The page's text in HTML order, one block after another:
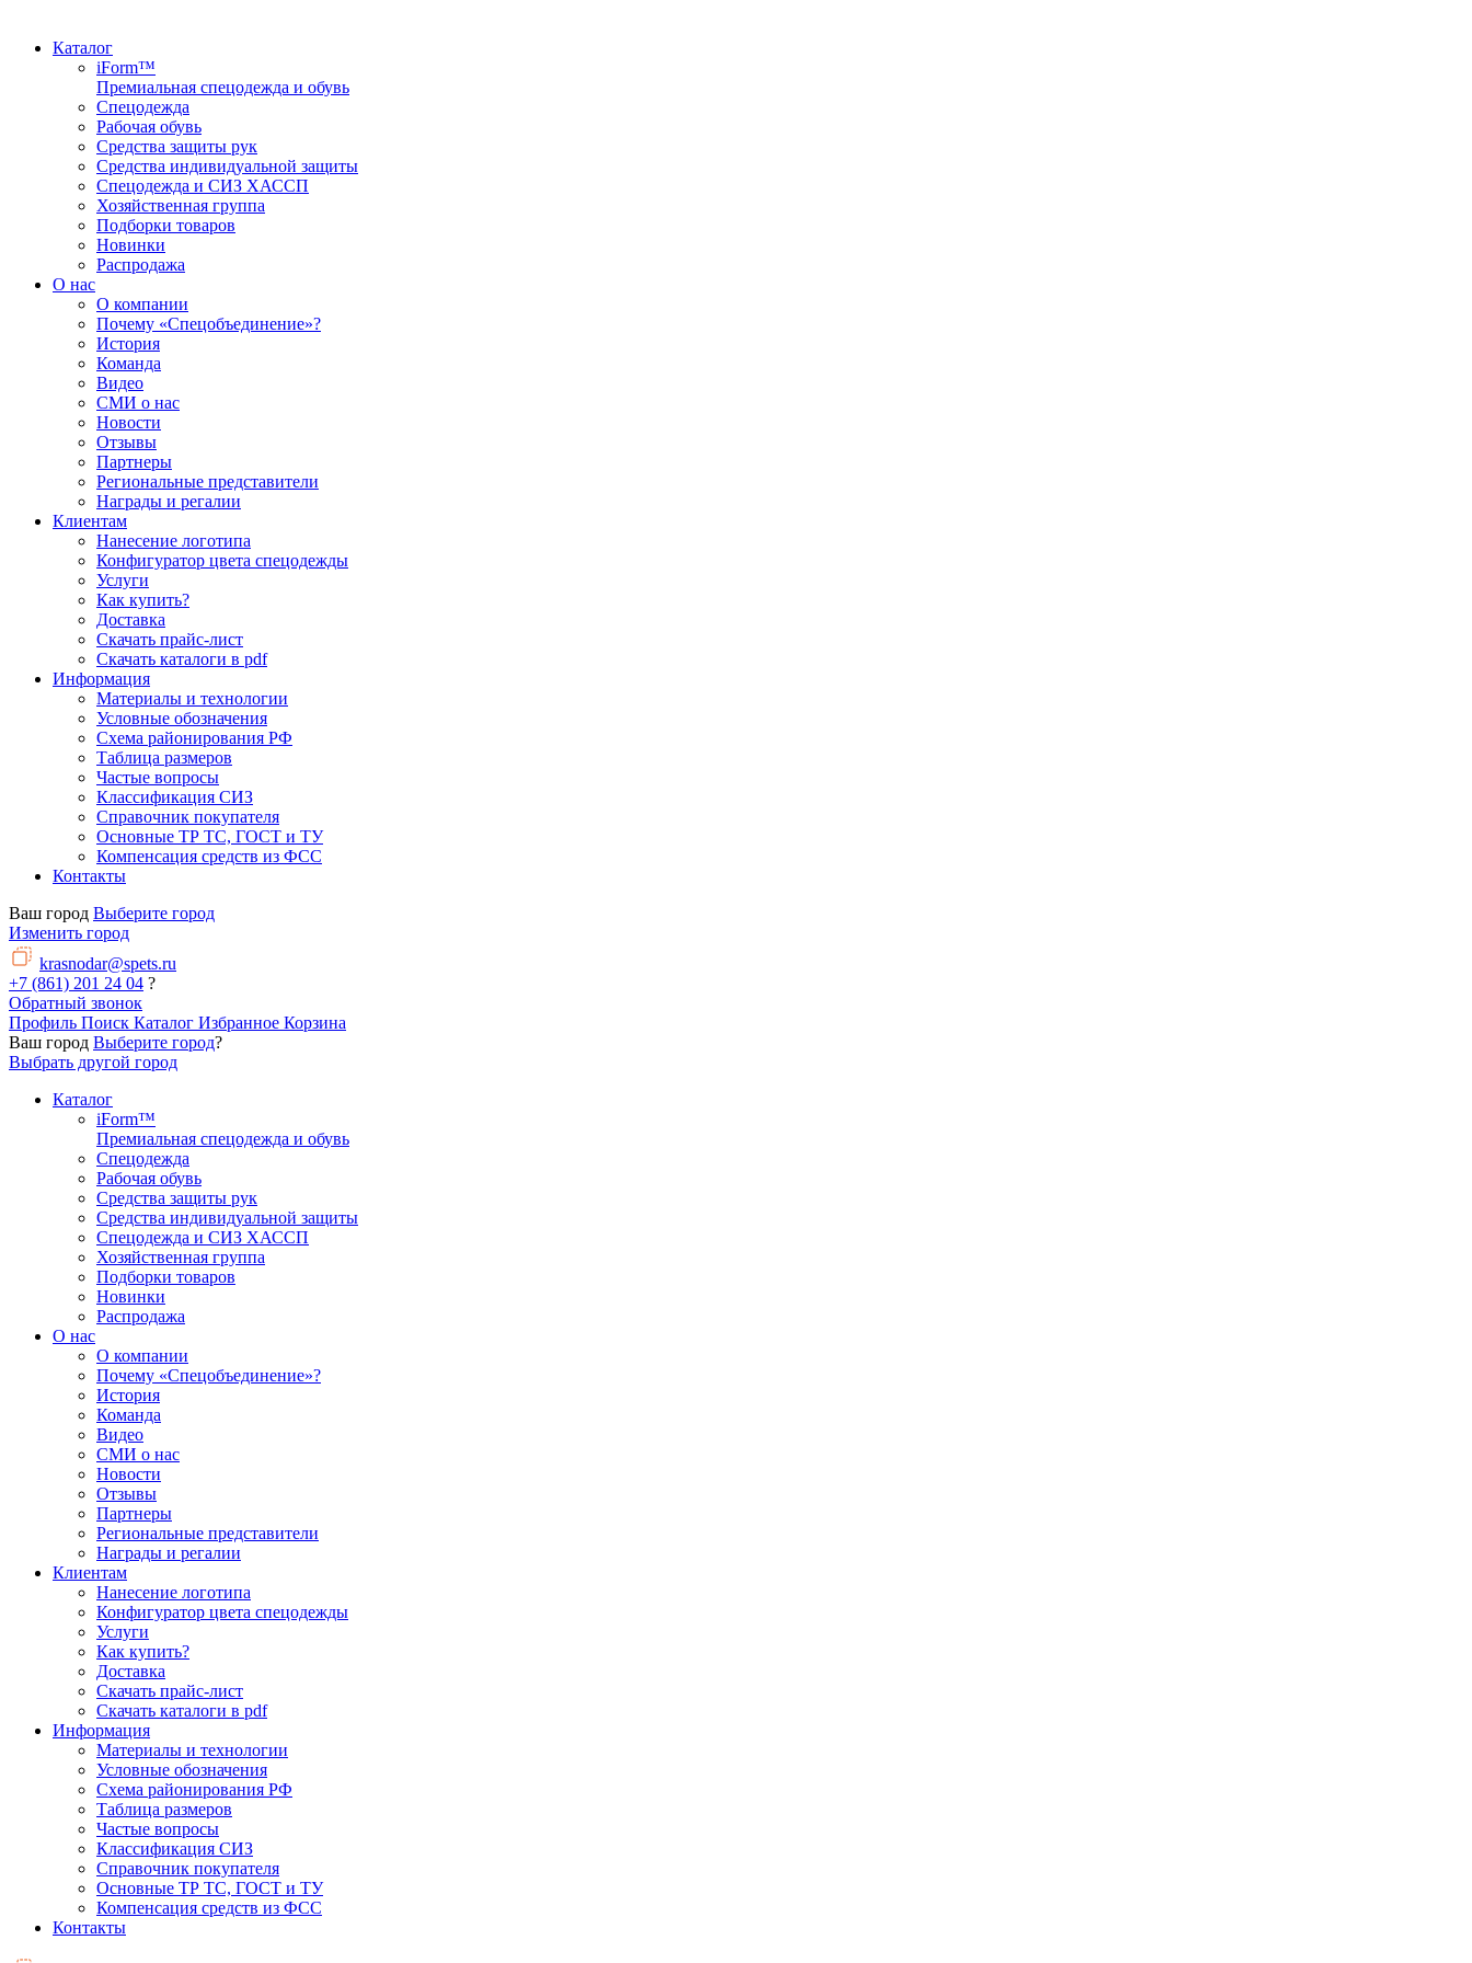
Каталог
iForm™
Премиальная спецодежда и обувь
Спецодежда
Рабочая обувь
Средства защиты рук
Средства индивидуальной защиты
Спецодежда и СИЗ ХАССП
Хозяйственная группа
Подборки товаров
Новинки
Распродажа
О нас
О компании
Почему «Спецобъединение»?
История
Команда
Видео
СМИ о нас
Новости
Отзывы
Партнеры
Региональные представители
Награды и регалии
Клиентам
Нанесение логотипа
Конфигуратор цвета спецодежды
Услуги
Как купить?
Доставка
Скачать прайс-лист
Скачать каталоги в pdf
Информация
Материалы и технологии
Условные обозначения
Схема районирования РФ
Таблица размеров
Частые вопросы
Классификация СИЗ
Справочник покупателя
Основные ТР ТС, ГОСТ и ТУ
Компенсация средств из ФСС
Контакты
Ваш город Выберите город
Изменить город
krasnodar@spets.ru
+7 (861) 201 24 04 ?
Обратный звонок
Профиль Поиск Каталог Избранное Корзина
Ваш город Выберите город?
Выбрать другой город
Каталог
iForm™
Премиальная спецодежда и обувь
Спецодежда
Рабочая обувь
Средства защиты рук
Средства индивидуальной защиты
Спецодежда и СИЗ ХАССП
Хозяйственная группа
Подборки товаров
Новинки
Распродажа
О нас
О компании
Почему «Спецобъединение»?
История
Команда
Видео
СМИ о нас
Новости
Отзывы
Партнеры
Региональные представители
Награды и регалии
Клиентам
Нанесение логотипа
Конфигуратор цвета спецодежды
Услуги
Как купить?
Доставка
Скачать прайс-лист
Скачать каталоги в pdf
Информация
Материалы и технологии
Условные обозначения
Схема районирования РФ
Таблица размеров
Частые вопросы
Классификация СИЗ
Справочник покупателя
Основные ТР ТС, ГОСТ и ТУ
Компенсация средств из ФСС
Контакты